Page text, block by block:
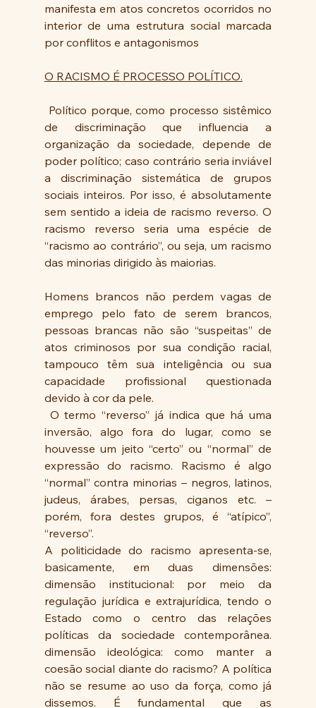
manifesta em atos concretos ocorridos no
interior de uma estrutura social marcada
por conflitos e antagonismos
O RACISMO É PROCESSO POLÍTICO.
de discriminação que influencia a
organização da sociedade, depende de
poder político; caso contrário seria inviável
a discriminação sistemática de grupos
sociais inteiros. Por isso, é absolutamente
sem sentido a ideia de racismo reverso. O
racismo reverso seria uma espécie de
“racismo ao contrário”, ou seja, um racismo
das minorias dirigido às maiorias.
Homens brancos não perdem vagas de
emprego pelo fato de serem brancos,
pessoas brancas não são “suspeitas” de
atos criminosos por sua condição racial,
tampouco têm sua inteligência ou sua
capacidade profissional questionada
devido à cor da pele.
inversão, algo fora do lugar, como se
houvesse um jeito “certo” ou “normal” de
expressão do racismo. Racismo é algo
“normal” contra minorias – negros, latinos,
judeus, árabes, persas, ciganos etc. –
porém, fora destes grupos, é “atípico”,
“reverso”.
A politicidade do racismo apresenta-se,
basicamente, em duas dimensões:
dimensão institucional: por meio da
regulação jurídica e extrajurídica, tendo o
Estado como o centro das relações
políticas da sociedade contemporânea.
dimensão ideológica: como manter a
coesão social diante do racismo? A política
não se resume ao uso da força, como já
dissemos. É fundamental que as